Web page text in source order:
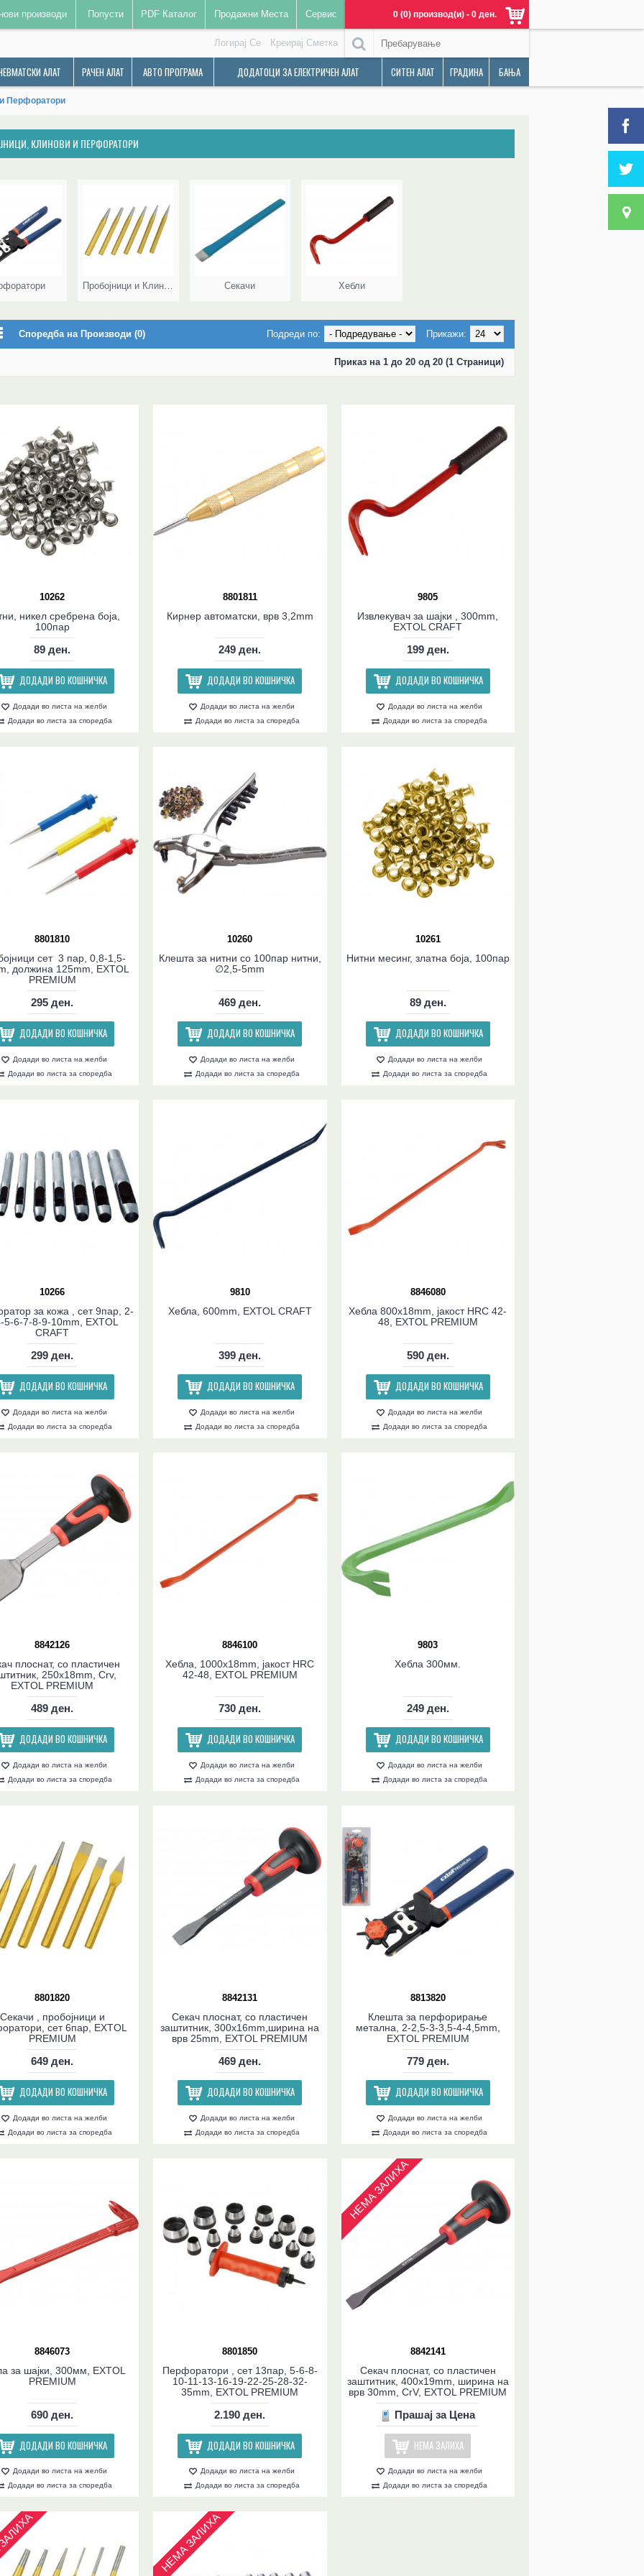
производи Попусти PDF Каталог Продажни Места Сервис 0 (0) производ(и) - 0 ден.
Логирај Се Креирај Сметка
АЛАТ РАЧЕН АЛАТ АВТО ПРОГРАМА ДОДАТОЦИ ЗА ЕЛЕКТРИЧЕН АЛАТ СИТЕН АЛАТ ГРАДИНА БАЊА
Перфоратори
КЛИНОВИ И ПЕРФОРАТОРИ
Пробојници и Клинови Секачи Хебли
Споредба на Производи (0) Прикажи:
Подреди по:
Приказ на 1 до 20 од 20 (1 Страници)
10262
никел сребрена боја,
100пар
89 ден.
ДОДАДИ ВО КОШНИЧКА
Додади во листа на желби
Додади во листа за споредба
8801811
Кирнер автоматски, врв 3,2mm
249 ден.
ДОДАДИ ВО КОШНИЧКА
Додади во листа на желби
Додади во листа за споредба
9805
Извлекувач за шајки , 300mm,
EXTOL CRAFT
199 ден.
ДОДАДИ ВО КОШНИЧКА
Додади во листа на желби
Додади во листа за споредба
8801810
сет 3 пар, 0,8-1,5-
должина 125mm, EXTOL
PREMIUM
295 ден.
ДОДАДИ ВО КОШНИЧКА
Додади во листа на желби
Додади во листа за споредба
10260
Клешта за нитни со 100пар нитни,
∅2,5-5mm
469 ден.
ДОДАДИ ВО КОШНИЧКА
Додади во листа на желби
Додади во листа за споредба
10261
Нитни месинг, златна боја, 100пар
89 ден.
ДОДАДИ ВО КОШНИЧКА
Додади во листа на желби
Додади во листа за споредба
10266
за кожа , сет 9пар, 2-
5-6-7-8-9-10mm, EXTOL
CRAFT
299 ден.
ДОДАДИ ВО КОШНИЧКА
Додади во листа на желби
Додади во листа за споредба
9810
Хебла, 600mm, EXTOL CRAFT
399 ден.
ДОДАДИ ВО КОШНИЧКА
Додади во листа на желби
Додади во листа за споредба
8846080
Хебла 800x18mm, јакост HRC 42-
48, EXTOL PREMIUM
590 ден.
ДОДАДИ ВО КОШНИЧКА
Додади во листа на желби
Додади во листа за споредба
8842126
плоснат, со пластичен
250x18mm, Crv,
EXTOL PREMIUM
489 ден.
ДОДАДИ ВО КОШНИЧКА
Додади во листа на желби
Додади во листа за споредба
8846100
Хебла, 1000x18mm, јакост HRC
42-48, EXTOL PREMIUM
730 ден.
ДОДАДИ ВО КОШНИЧКА
Додади во листа на желби
Додади во листа за споредба
9803
Хебла 300мм.
249 ден.
ДОДАДИ ВО КОШНИЧКА
Додади во листа на желби
Додади во листа за споредба
8801820
Секачи , пробојници и
сет 6пар, EXTOL
PREMIUM
649 ден.
ДОДАДИ ВО КОШНИЧКА
Додади во листа на желби
Додади во листа за споредба
8842131
Секач плоснат, со пластичен
заштитник, 300x16mm,ширина на
врв 25mm, EXTOL PREMIUM
469 ден.
ДОДАДИ ВО КОШНИЧКА
Додади во листа на желби
Додади во листа за споредба
8813820
Клешта за перфорирање
метална, 2-2,5-3-3,5-4-4,5mm,
EXTOL PREMIUM
779 ден.
ДОДАДИ ВО КОШНИЧКА
Додади во листа на желби
Додади во листа за споредба
8846073
за шајки, 300мм, EXTOL
PREMIUM
690 ден.
ДОДАДИ ВО КОШНИЧКА
Додади во листа на желби
Додади во листа за споредба
8801850
Перфоратори , сет 13пар, 5-6-8-
10-11-13-16-19-22-25-28-32-
35mm, EXTOL PREMIUM
2.190 ден.
ДОДАДИ ВО КОШНИЧКА
Додади во листа на желби
Додади во листа за споредба
8842141
НЕМА ЗАЛИХА
Секач плоснат, со пластичен
заштитник, 400x19mm, ширина на
врв 30mm, CrV, EXTOL PREMIUM
Прашај за Цена
НЕМА ЗАЛИХА
Додади во листа на желби
Додади во листа за споредба
НЕМА ЗАЛИХА